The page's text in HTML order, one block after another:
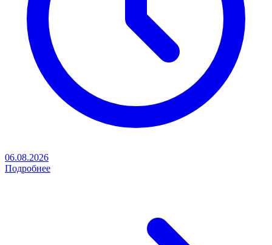
06.08.2026
Подробнее